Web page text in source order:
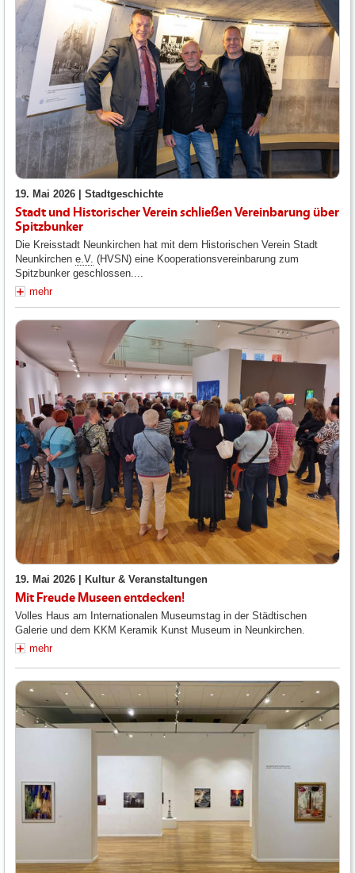
19. Mai 2026 | Stadtgeschichte
Stadt und Historischer Verein schließen Vereinbarung über
Spitzbunker
Die Kreisstadt Neunkirchen hat mit dem Historischen Verein Stadt
Neunkirchen e.V. (HVSN) eine Kooperationsvereinbarung zum
Spitzbunker geschlossen....
mehr
19. Mai 2026 | Kultur & Veranstaltungen
Mit Freude Museen entdecken!
Volles Haus am Internationalen Museumstag in der Städtischen
Galerie und dem KKM Keramik Kunst Museum in Neunkirchen.
mehr